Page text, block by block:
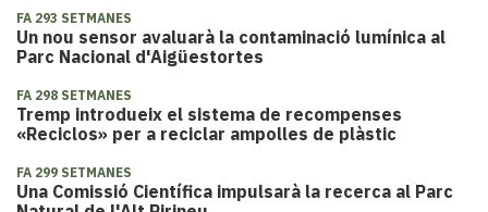
FA 293 SETMANES
​Un nou sensor avaluarà la contaminació lumínica al
Parc Nacional d'Aigüestortes
FA 298 SETMANES
Tremp introdueix el sistema de recompenses
«Reciclos» per a reciclar ampolles de plàstic
FA 299 SETMANES
Una Comissió Científica impulsarà la recerca al Parc